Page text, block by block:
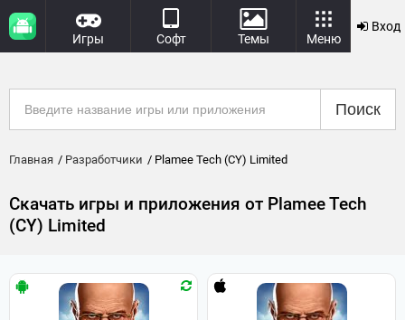
Игры Софт Темы Меню
Вход
Поиск
Главная Разработчики Plamee Tech (CY) Limited
Скачать игры и приложения от Plamee Tech
(CY) Limited